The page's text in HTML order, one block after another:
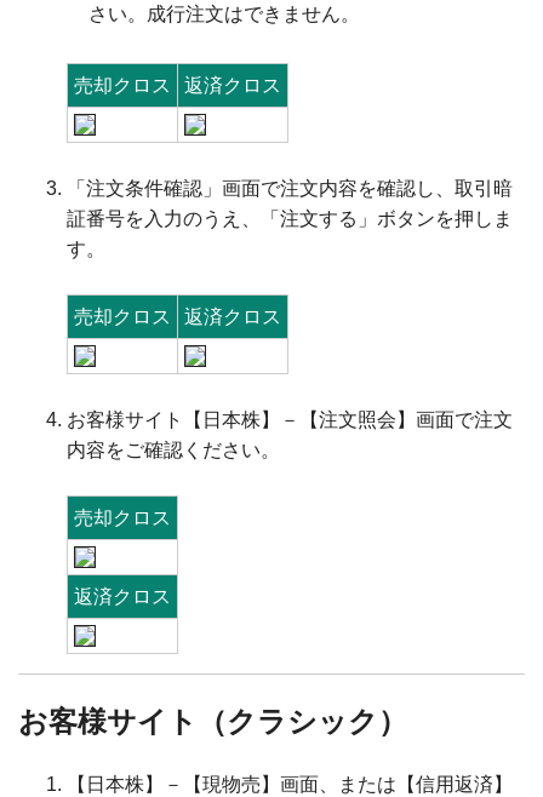
さい。成行注文はできません。
売却クロス 返済クロス
「注文条件確認」画面で注文内容を確認し、取引暗
証番号を入力のうえ、「注文する」ボタンを押しま
す。
売却クロス 返済クロス
お客様サイト【日本株】－【注文照会】画面で注文
内容をご確認ください。
売却クロス
返済クロス
お客様サイト（クラシック）
【日本株】－【現物売】画面、または【信用返済】